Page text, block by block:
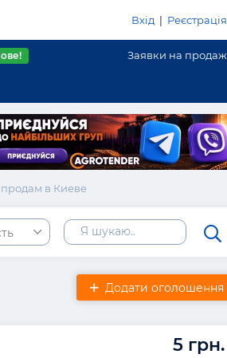
Вхід | Реєстрація
Заявки на продаж
в Киеве
Додати оголошення
5 грн.